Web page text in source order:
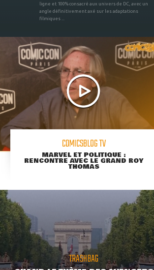
ligne et 100% consacré aux univers de DC, avec un
angle définitivement axé sur les adaptations
filmiques ...
COMICSBLOG TV
MARVEL ET POLITIQUE :
RENCONTRE AVEC LE GRAND ROY
THOMAS
TRASHBAG